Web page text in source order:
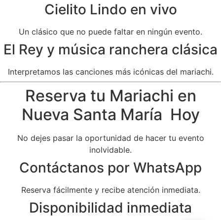
Cielito Lindo en vivo
Un clásico que no puede faltar en ningún evento.
El Rey y música ranchera clásica
Interpretamos las canciones más icónicas del mariachi.
Reserva tu Mariachi en
Nueva Santa María Hoy
No dejes pasar la oportunidad de hacer tu evento
inolvidable.
Contáctanos por WhatsApp
Reserva fácilmente y recibe atención inmediata.
Disponibilidad inmediata